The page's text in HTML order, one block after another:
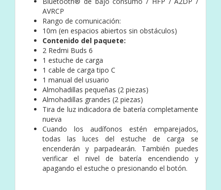
AVRCP
Rango de comunicación:
10m (en espacios abiertos sin obstáculos)
Contenido del paquete:
2 Redmi Buds 6
1 estuche de carga
1 cable de carga tipo C
1 manual del usuario
Almohadillas pequeñas (2 piezas)
Almohadillas grandes (2 piezas)
Tira de luz indicadora de batería completamente
nueva
Cuando los audífonos estén emparejados,
todas las luces del estuche de carga se
encenderán y parpadearán. También puedes
verificar el nivel de batería encendiendo y
apagando el estuche o presionando el botón.